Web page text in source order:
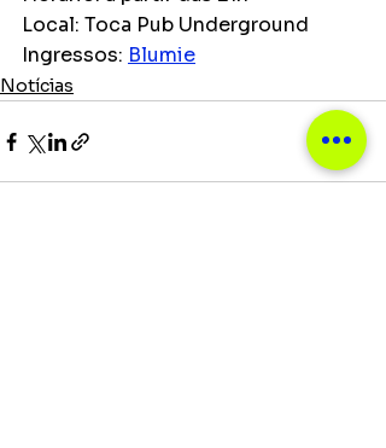
Local: Toca Pub Underground
Ingressos: Blumie
Notícias